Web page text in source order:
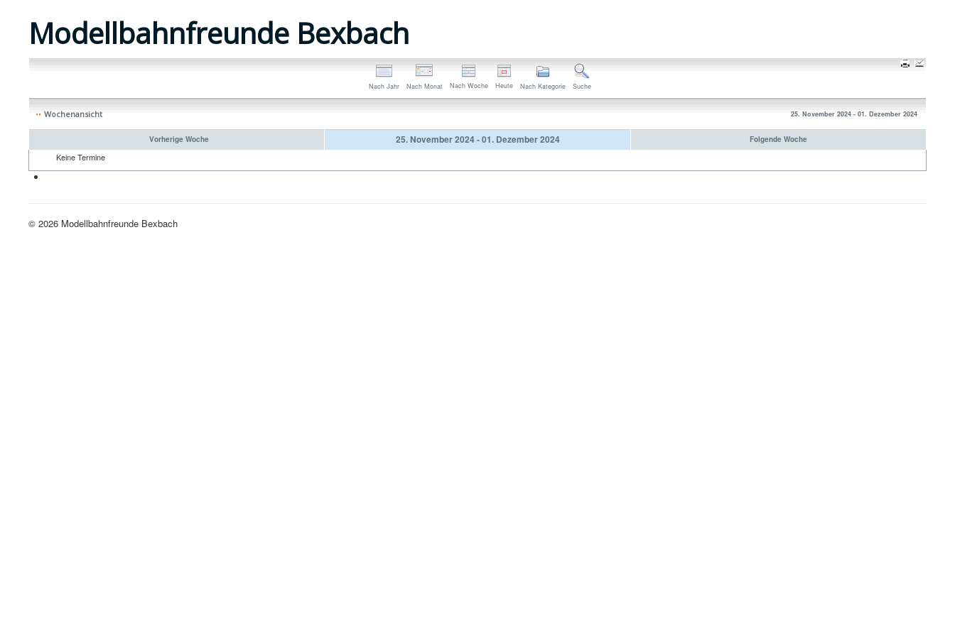
Modellbahnfreunde Bexbach
Nach Jahr Nach Monat Nach Woche Heute Nach Kategorie Suche
Wochenansicht 25. November 2024 - 01. Dezember 2024
Vorherige Woche 25. November 2024 - 01. Dezember 2024 Folgende Woche
Keine Termine
© 2026 Modellbahnfreunde Bexbach